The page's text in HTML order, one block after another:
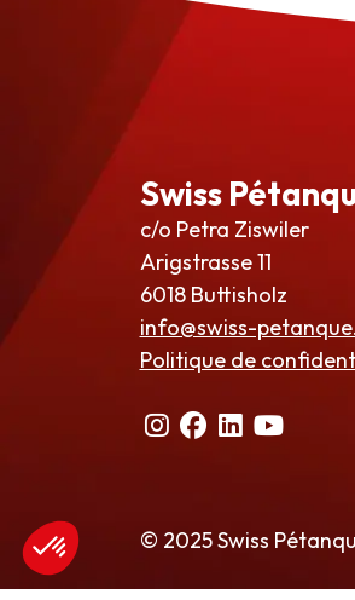
Swiss
c/o Petra Ziswiler
Arigstrasse 11
6018 Buttisholz
info@swiss-
Politique de
© 2025 Swiss